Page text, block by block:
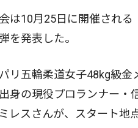
は10月25日に開催される
を発表した。
リ五輪柔道女子48kg級金
身の現役プロランナー
レスさんが、スタート地